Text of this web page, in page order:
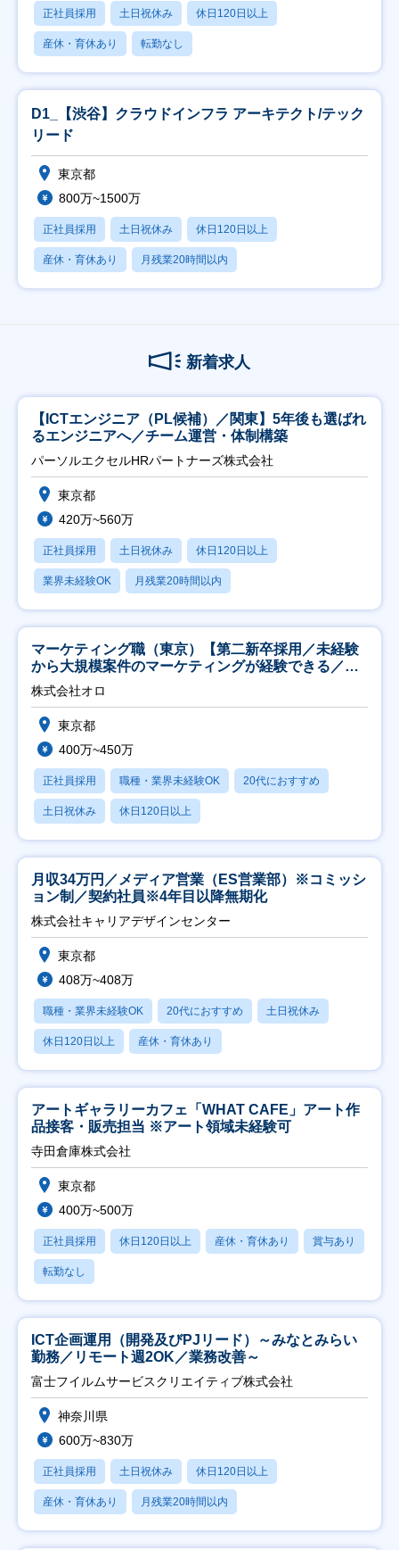
正社員採用 土日祝休み 休日120日以上
産休・育休あり 転勤なし
D1_【渋谷】クラウドインフラ アーキテクト/テック
リード
東京都
800万~1500万
正社員採用 土日祝休み 休日120日以上
産休・育休あり 月残業20時間以内
新着求人
【ICTエンジニア（PL候補）／関東】5年後も選ばれ
るエンジニアへ／チーム運営・体制構築
パーソルエクセルHRパートナーズ株式会社
東京都
420万~560万
正社員採用 土日祝休み 休日120日以上
業界未経験OK 月残業20時間以内
マーケティング職（東京）【第二新卒採用／未経験
から大規模案件のマーケティングが経験できる／研
修充実】
株式会社オロ
東京都
400万~450万
正社員採用 職種・業界未経験OK 20代におすすめ
土日祝休み 休日120日以上
月収34万円／メディア営業（ES営業部）※コミッシ
ョン制／契約社員※4年目以降無期化
株式会社キャリアデザインセンター
東京都
408万~408万
職種・業界未経験OK 20代におすすめ 土日祝休み
休日120日以上 産休・育休あり
アートギャラリーカフェ「WHAT CAFE」アート作
品接客・販売担当 ※アート領域未経験可
寺田倉庫株式会社
東京都
400万~500万
正社員採用 休日120日以上 産休・育休あり 賞与あり
転勤なし
ICT企画運用（開発及びPJリード）～みなとみらい
勤務／リモート週2OK／業務改善～
富士フイルムサービスクリエイティブ株式会社
神奈川県
600万~830万
正社員採用 土日祝休み 休日120日以上
産休・育休あり 月残業20時間以内